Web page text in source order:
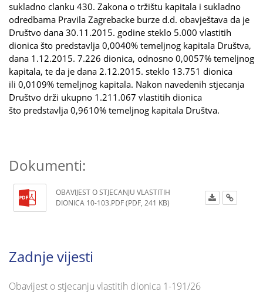
sukladno clanku 430. Zakona o tržištu kapitala i sukladno
odredbama Pravila Zagrebacke burze d.d. obavještava da je
Društvo dana 30.11.2015. godine steklo 5.000 vlastitih
dionica što predstavlja 0,0040% temeljnog kapitala Društva,
dana 1.12.2015. 7.226 dionica, odnosno 0,0057% temeljnog
kapitala, te da je dana 2.12.2015. steklo 13.751 dionica
ili 0,0109% temeljnog kapitala. Nakon navedenih stjecanja
Društvo drži ukupno 1.211.067 vlastitih dionica
što predstavlja 0,9610% temeljnog kapitala Društva.
Dokumenti:
OBAVIJEST O STJECANJU VLASTITIH
DIONICA 10-103.PDF (PDF, 241 KB)
Zadnje vijesti
Obavijest o stjecanju vlastitih dionica 1-191/26